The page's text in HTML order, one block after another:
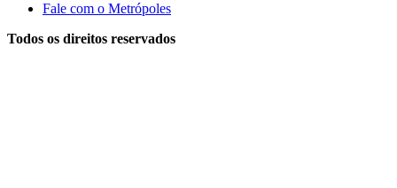
Fale com o Metrópoles
Todos os direitos reservados